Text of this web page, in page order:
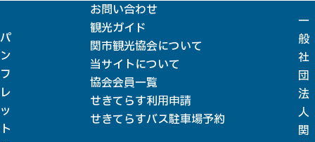
パ
ン
フ
レ
ッ
ト
お問い合わせ
観光ガイド
関市観光協会について
当サイトについて
協会会員一覧
せきてらす利用申請
せきてらすバス駐車場予約
一
般
社
団
法
人
関